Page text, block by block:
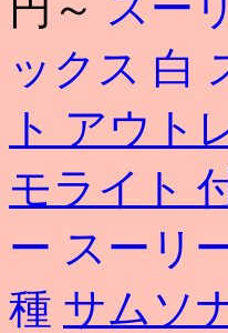
ックス 白
ト アウト
モライト
ー スーリ
種 サムソ